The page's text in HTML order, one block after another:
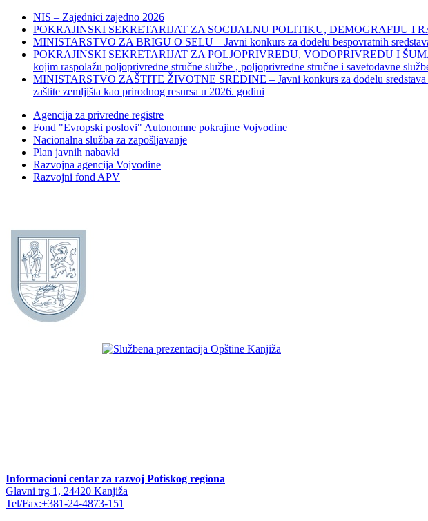
NIS – Zajednici zajedno 2026
POKRAJINSKI SEKRETARIJAT ZA SOCIJALNU POLITIKU, DEMOGRAFIJU I
MINISTARSTVO ZA BRIGU O SELU – Javni konkurs za dodelu bespovratnih
POKRAJINSKI SEKRETARIJAT ZA POLJOPRIVREDU, VODOPRIVREDU I
kojim raspolažu poljoprivredne stručne službe , poljoprivredne stručne i savetodavne
MINISTARSTVO ZAŠTITE ŽIVOTNE SREDINE – Javni konkurs za dodelu sredstava
zaštite zemljišta kao prirodnog resursa u 2026. godini
Agencija za privredne registre
Fond "Evropski poslovi" Autonomne pokrajine Vojvodine
Nacionalna služba za zapošljavanje
Plan javnih nabavki
Razvojna agencija Vojvodine
Razvojni fond APV
Informacioni centar za razvoj Potiskog regiona
Glavni trg 1, 24420 Kanjiža
Tel/Fax:+381-24-4873-151